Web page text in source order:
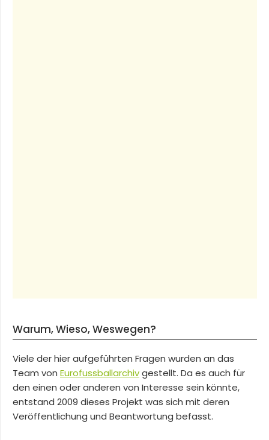
Warum, Wieso, Weswegen?
Viele der hier aufgeführten Fragen wurden an das
Team von Eurofussballarchivgestellt. Da es auch für
den einen oder anderen von Interesse sein könnte,
entstand 2009 dieses Projekt was sich mit deren
Veröffentlichung und Beantwortung befasst.